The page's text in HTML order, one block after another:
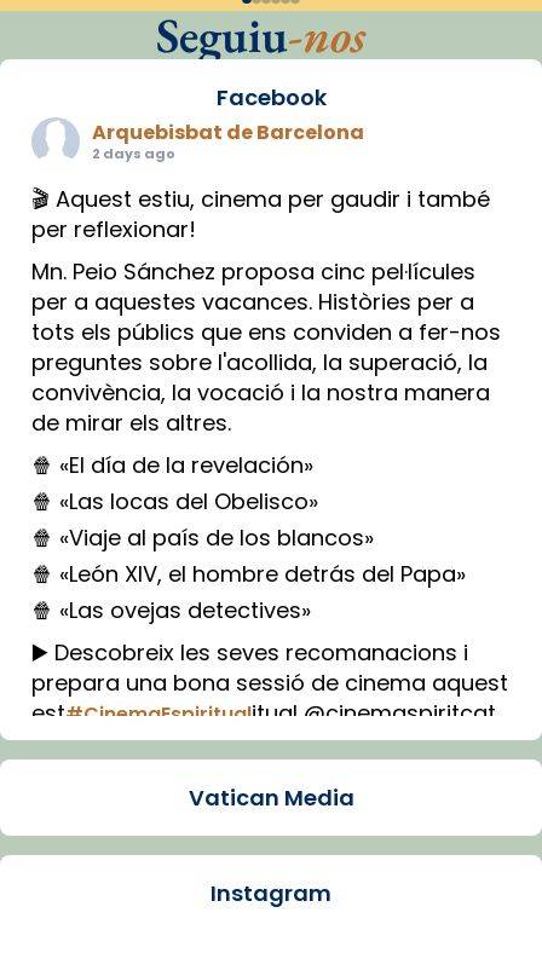
Seguiu-nos
Facebook
Arquebisbat de Barcelona
2 days ago
🎬 Aquest estiu, cinema per gaudir i també
per reflexionar!
Mn. Peio Sánchez proposa cinc pel·lícules
per a aquestes vacances. Històries per a
tots els públics que ens conviden a fer-nos
preguntes sobre l'acollida, la superació, la
convivència, la vocació i la nostra manera
de mirar els altres.
🍿 «El día de la revelación»
🍿 «Las locas del Obelisco»
🍿 «Viaje al país de los blancos»
🍿 «León XIV, el hombre detrás del Papa»
🍿 «Las ovejas detectives»
▶️ Descobreix les seves recomanacions i
prepara una bona sessió de cinema aquest
est#CinemaEspiritualitual @cinemaspiritcat
Imatge: Generada amb IA (OpenAI)
Arquebisbat de Barcelona
Vatican Media
Instagram